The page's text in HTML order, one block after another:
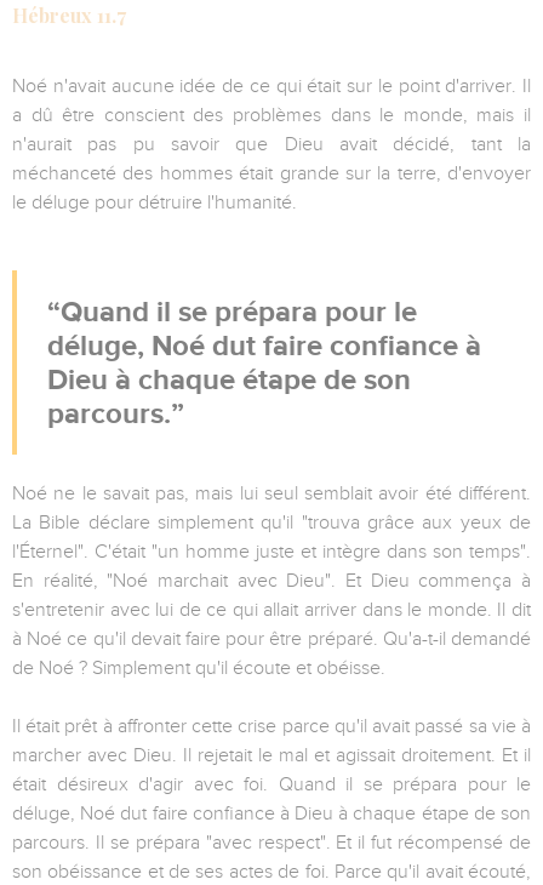
Hébreux 11.7
Noé n'avait aucune idée de ce qui était sur le point d'arriver. Il
a dû être conscient des problèmes dans le monde, mais il
n'aurait pas pu savoir que Dieu avait décidé, tant la
méchanceté des hommes était grande sur la terre, d'envoyer
le déluge pour détruire l'humanité.
Quand il se prépara pour le
déluge, Noé dut faire confiance à
Dieu à chaque étape de son
parcours.
Noé ne le savait pas, mais lui seul semblait avoir été différent.
La Bible déclare simplement qu'il "trouva grâce aux yeux de
l'Éternel". C'était "un homme juste et intègre dans son temps".
En réalité, "Noé marchait avec Dieu". Et Dieu commença à
s'entretenir avec lui de ce qui allait arriver dans le monde. Il dit
à Noé ce qu'il devait faire pour être préparé. Qu'a-t-il demandé
de Noé ? Simplement qu'il écoute et obéisse.
Il était prêt à affronter cette crise parce qu'il avait passé sa vie à
marcher avec Dieu. Il rejetait le mal et agissait droitement. Et il
était désireux d'agir avec foi. Quand il se prépara pour le
déluge, Noé dut faire confiance à Dieu à chaque étape de son
parcours. Il se prépara "avec respect". Et il fut récompensé de
son obéissance et de ses actes de foi. Parce qu'il avait écouté,